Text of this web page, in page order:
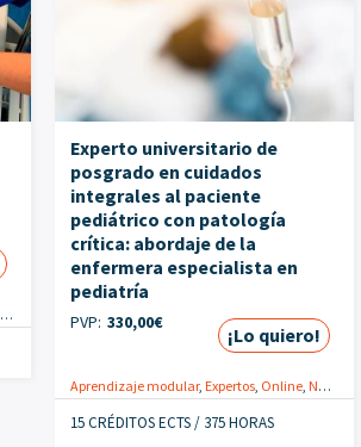
,Soporte vital
Experto universitario de
posgrado en cuidados
integrales al paciente
pediátrico con patología
crítica: abordaje de la
enfermera especialista en
pediatría
PVP: 330,00€
¡Lo quiero!
Aprendizaje modular, Expertos, Online, Nuevo
15 CRÉDITOS ECTS / 375 HORAS